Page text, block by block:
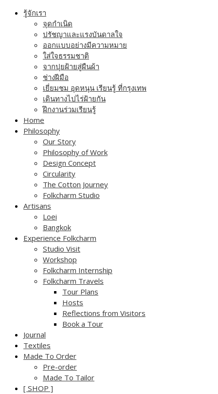
Skip
รู้จักเรา
จุดกำเนิด
ปรัชญาและแรงบันดาลใจ
ออกแบบอย่างมีความหมาย
ใส่ใจธรรมชาติ
จากปุยฝ้ายสู่ผืนผ้า
ช่างฝีมือ
เยี่ยมชม อุดหนุน เรียนรู้ ที่กรุงเทพ
เดินทางไปไร่ฝ้ายกัน
ฝึกงานร่วมเรียนรู้
Home
Philosophy
Our Story
Philosophy of Work
Design Concept
Circularity
The Cotton Journey
Folkcharm Studio
Artisans
Loei
Bangkok
Experience Folkcharm
Studio Visit
Workshop
Folkcharm Internship
Folkcharm Travels
Tour Plans
Hosts
Reflections from Visitors
Book a Tour
Journal
Textiles
Made To Order
Pre-order
Made To Tailor
[ SHOP ]